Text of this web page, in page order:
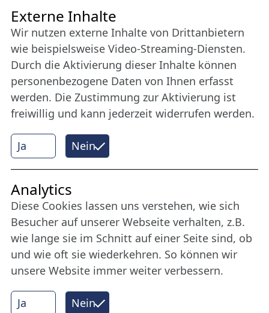
Freundes­kreis
Bleiben Sie uns das ganze Jahr über verbunden:
Werden Sie Freund der Nordischen Filmtage
Lübeck.
Mehr erfahren
Internet Partner
© 2026 Nordische Filmtage Lübeck
Ja Nein
Externe Inhalte
Wir nutzen externe Inhalte von Drittanbietern
wie beispielsweise Video-Streaming-Diensten.
Durch die Aktivierung dieser Inhalte können
personenbezogene Daten von Ihnen erfasst
werden. Die Zustimmung zur Aktivierung ist
freiwillig und kann jederzeit widerrufen werden.
Ja Nein
Analytics
Diese Cookies lassen uns verstehen, wie sich
Besucher auf unserer Webseite verhalten, z.B.
wie lange sie im Schnitt auf einer Seite sind, ob
und wie oft sie wiederkehren. So können wir
unsere Website immer weiter verbessern.